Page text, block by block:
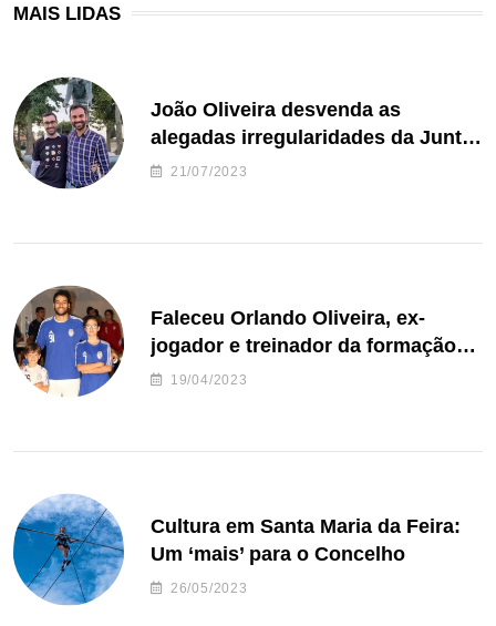
MAIS LIDAS
João Oliveira desvenda as
alegadas irregularidades da Junta
de Freguesia S. João de Ver
21/07/2023
Faleceu Orlando Oliveira, ex-
jogador e treinador da formação
de andebol do Feirense
19/04/2023
Cultura em Santa Maria da Feira:
Um ‘mais’ para o Concelho
26/05/2023